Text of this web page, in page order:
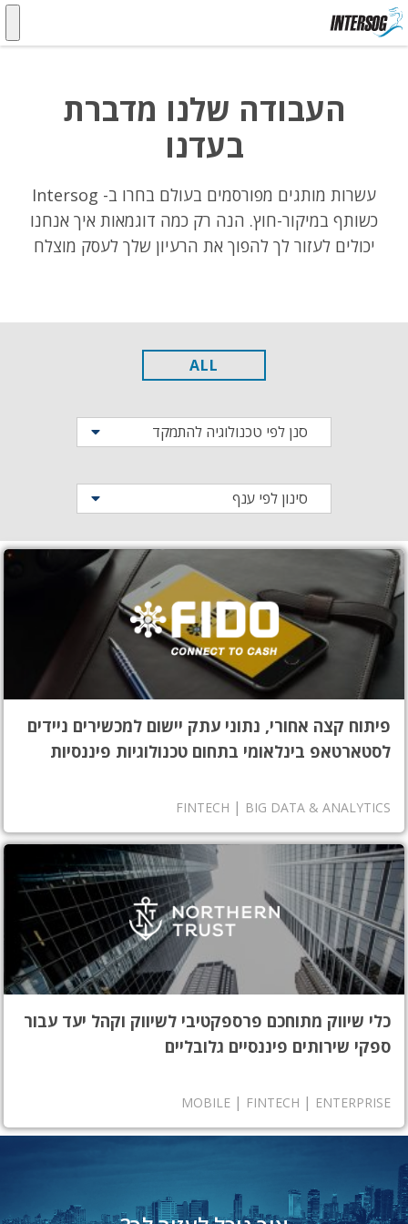
העבודה שלנו מדברת
בעדנו
עשרות מותגים מפורסמים בעולם בחרו ב- Intersog
כשותף במיקור-חוץ. הנה רק כמה דוגמאות איך אנחנו
יכולים לעזור לך להפוך את הרעיון שלך לעסק מוצלח
ALL
סנן לפי טכנולוגיה להתמקד
סינון לפי ענף
פיתוח קצה אחורי, נתוני עתק יישום למכשירים ניידים
לסטארטאפ בינלאומי בתחום טכנולוגיות פיננסיות
BIG DATA & ANALYTICS
|
FINTECH
כלי שיווק מתוחכם פרספקטיבי לשיווק וקהל יעד עבור
ספקי שירותים פיננסיים גלובליים
ENTERPRISE
|
FINTECH
|
MOBILE